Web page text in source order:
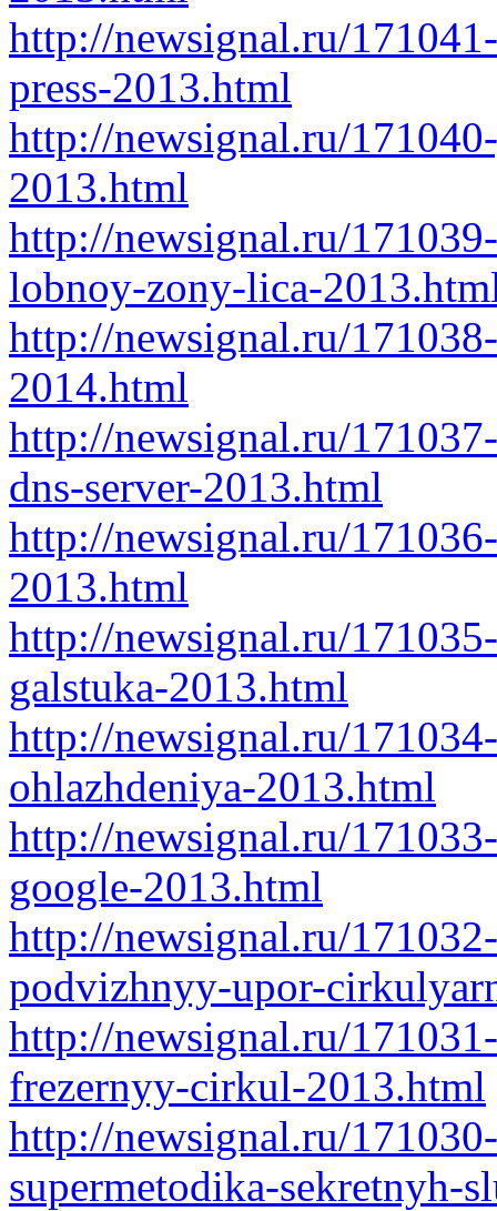
http://newsignal.ru/
press-2013.html
http://newsignal.ru/
2013.html
http://newsignal.ru/
lobnoy-zony-lica-
http://newsignal.ru/
2014.html
http://newsignal.ru/
dns-server-2013.html
http://newsignal.ru/
2013.html
http://newsignal.ru/
galstuka-2013.html
http://newsignal.ru/
ohlazhdeniya-2013.html
http://newsignal.ru/
google-2013.html
http://newsignal.ru/
podvizhnyy-upor-
http://newsignal.ru/
frezernyy-cirkul-2013.html
http://newsignal.ru/
supermetodika-sekretnyh-